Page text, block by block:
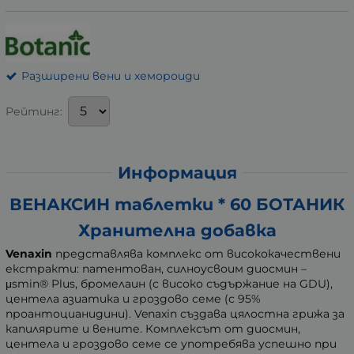
Разширени вени и хемороиди
Рейтинг:
Информация
ВЕНАКСИН таблетки * 60 БОТАНИК
Хранителна добавка
Venaxin представлява комплекс от висококачествени
екстракти: патентован, силноусвоим диосмин –
μsmin® Plus, бромелаин (с високо съдържание на GDU),
центела азиатика и гроздово семе (с 95%
проантоцианидини). Venaxin създава цялостна грижа за
капилярите и вените. Комплексът от диосмин,
центела и гроздово семе се употребява успешно при